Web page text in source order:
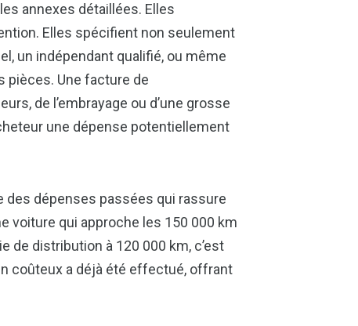
annexes détaillées. Elles
Elles spécifient non seulement
un indépendant qualifié, ou même
pièces. Une facture de
de l’embrayage ou d’une grosse
une dépense potentiellement
des dépenses passées qui rassure
voiture qui approche les 150 000 km
de distribution à 120 000 km, c’est
coûteux a déjà été effectué, offrant